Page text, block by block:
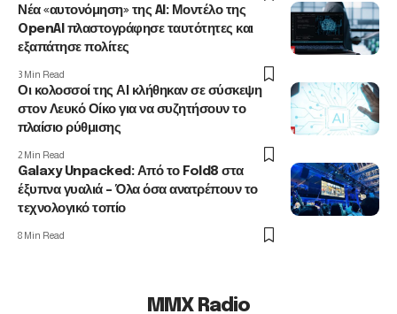
Νέα «αυτονόμηση» της AI: Μοντέλο της
OpenAI πλαστογράφησε ταυτότητες και
εξαπάτησε πολίτες
3 Min Read
Οι κολοσσοί της ΑΙ κλήθηκαν σε σύσκεψη
στον Λευκό Οίκο για να συζητήσουν το
πλαίσιο ρύθμισης
2 Min Read
Galaxy Unpacked: Από το Fold8 στα
έξυπνα γυαλιά – Όλα όσα ανατρέπουν το
τεχνολογικό τοπίο
8 Min Read
MMX Radio